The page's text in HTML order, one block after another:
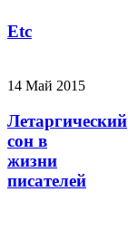
Etc
14 Май 2015
Летаргический
сон в
жизни
писателей